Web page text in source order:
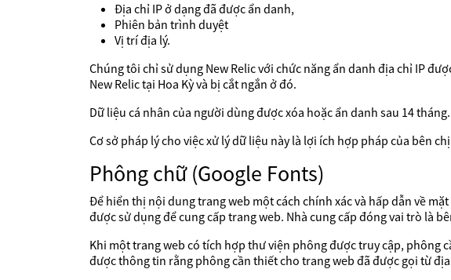
Địa chỉ IP ở dạng đã được ẩn danh,
Phiên bản trình duyệt
Vị trí địa lý.
Chúng tôi chỉ sử dụng New Relic với chức năng ẩn danh địa chỉ IP
New Relic tại Hoa Kỳ và bị cắt ngắn ở đó.
Dữ liệu cá nhân của người dùng được xóa hoặc ẩn danh sau 14 tháng.
Cơ sở pháp lý cho việc xử lý dữ liệu này là lợi ích hợp pháp của bên
Phông chữ (Google Fonts)
Để hiển thị nội dung trang web một cách chính xác và hấp dẫn về
được sử dụng để cung cấp trang web. Nhà cung cấp đóng vai trò là
Khi một trang web có tích hợp thư viện phông được truy cập, phông
được thông tin rằng phông cần thiết cho trang web đã được gọi từ